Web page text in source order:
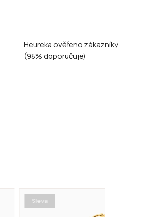
Heureka ověřeno zákazníky
(98% doporučuje)